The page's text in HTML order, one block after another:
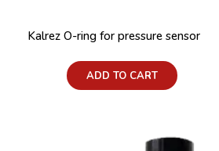
Kalrez O-ring for pressure sensor
ADD TO CART